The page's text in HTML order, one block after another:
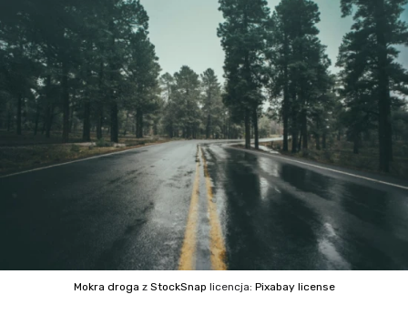
Mokra droga z StockSnap licencja: Pixabay license